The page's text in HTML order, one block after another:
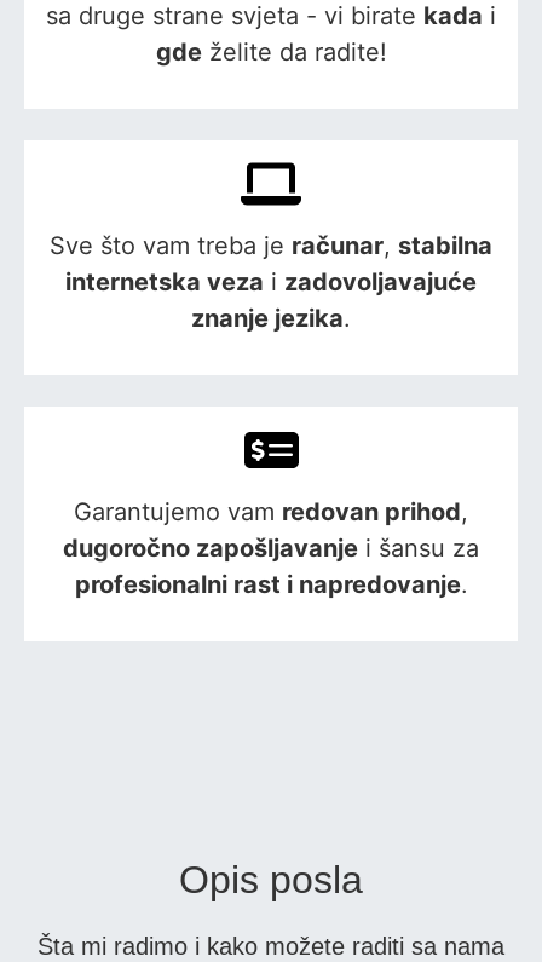
sa druge strane svjeta - vi birate kada i
gdeželite da radite!
Sve što vam treba je računar, stabilna
internetska veza i zadovoljavajuće
znanje jezika.
Garantujemo vam redovan prihod,
dugoročno zapošljavanje i šansu za
profesionalni rast i napredovanje.
Opis posla
Šta mi radimo i kako možete raditi sa nama